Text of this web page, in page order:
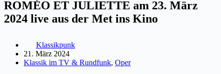
ROMÉO ET JULIETTE am 23. März
2024 live aus der Met ins Kino
Klassikpunk
21. März 2024
Klassik im TV & Rundfunk, Oper